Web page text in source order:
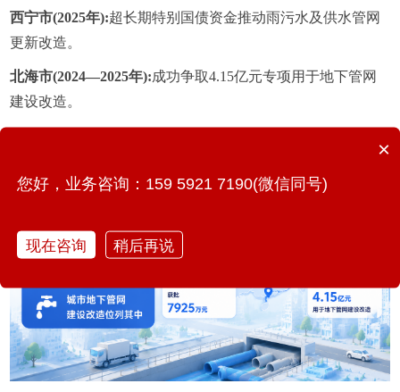
西宁市(2025年):超长期特别国债资金推动雨污水及供水管网
更新改造。
北海市(2024—2025年):成功争取4.15亿元专项用于地下管网
建设改造。
×
您好，业务咨询：159 5921 7190(微信同号)
现在咨询 稍后再说